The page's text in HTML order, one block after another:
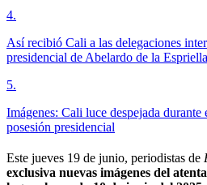
4.
Así recibió Cali a las delegaciones
presidencial de Abelardo de la Espriella
5.
Imágenes: Cali luce despejada
posesión presidencial
Este jueves 19 de junio, periodistas de
exclusiva nuevas imágenes del